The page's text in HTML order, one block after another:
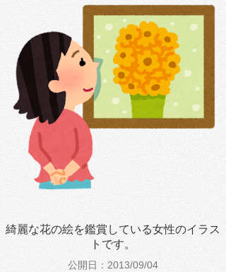
綺麗な花の絵を鑑賞している女性のイラス
トです。
公開日：2013/09/04